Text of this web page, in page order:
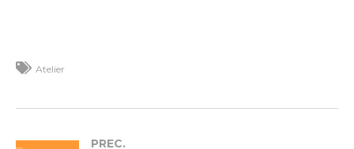
Atelier
PREC.